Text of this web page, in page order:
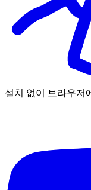
설치 없이 브라우저